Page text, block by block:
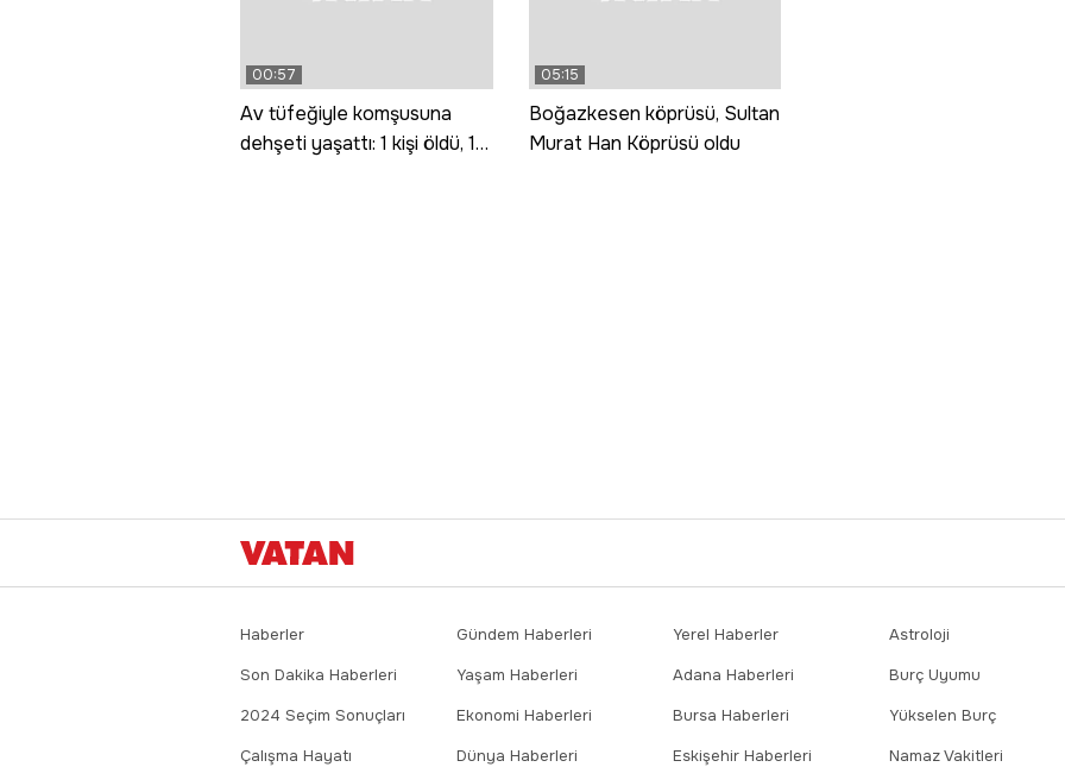
00:57
Av tüfeğiyle komşusuna
dehşeti yaşattı: 1 kişi öldü, 1
05:15
Boğazkesen köprüsü, Sultan
Murat Han Köprüsü oldu
Haberler
Son Dakika Haberleri
2024 Seçim Sonuçları
Çalışma Hayatı
Gündem Haberleri
Yaşam Haberleri
Ekonomi Haberleri
Dünya Haberleri
Yerel Haberler
Adana Haberleri
Bursa Haberleri
Eskişehir Haberleri
Astroloji
Burç Uyumu
Yükselen Burç
Namaz Vakitleri